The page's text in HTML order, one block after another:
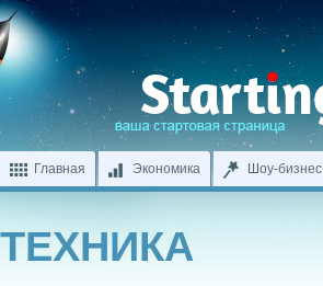
Главная Экономика Шоу-бизнес
ТЕХНИКА